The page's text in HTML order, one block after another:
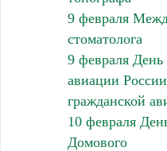
9 февраля
стоматолога
9 февраля День
авиации
гражданской
10 февраля
Домового